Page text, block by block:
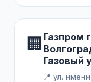
🏢 Газпром
Газовый
📍 ул.